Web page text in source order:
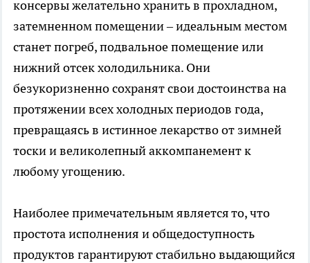
консервы желательно хранить в прохладном,
затемненном помещении – идеальным местом
станет погреб, подвальное помещение или
нижний отсек холодильника. Они
безукоризненно сохранят свои достоинства на
протяжении всех холодных периодов года,
превращаясь в истинное лекарство от зимней
тоски и великолепный аккомпанемент к
любому угощению.
Наиболее примечательным является то, что
простота исполнения и общедоступность
продуктов гарантируют стабильно выдающийся